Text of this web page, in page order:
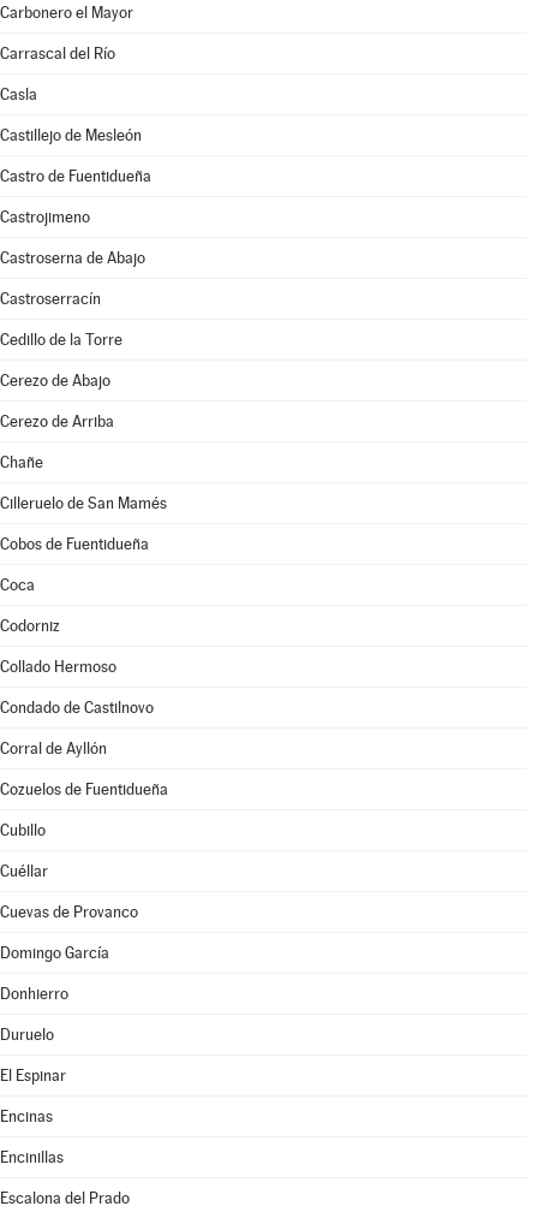
Carbonero el Mayor
Carrascal del Río
Casla
Castillejo de Mesleón
Castro de Fuentidueña
Castrojimeno
Castroserna de Abajo
Castroserracín
Cedillo de la Torre
Cerezo de Abajo
Cerezo de Arriba
Chañe
Cilleruelo de San Mamés
Cobos de Fuentidueña
Coca
Codorniz
Collado Hermoso
Condado de Castilnovo
Corral de Ayllón
Cozuelos de Fuentidueña
Cubillo
Cuéllar
Cuevas de Provanco
Domingo García
Donhierro
Duruelo
El Espinar
Encinas
Encinillas
Escalona del Prado